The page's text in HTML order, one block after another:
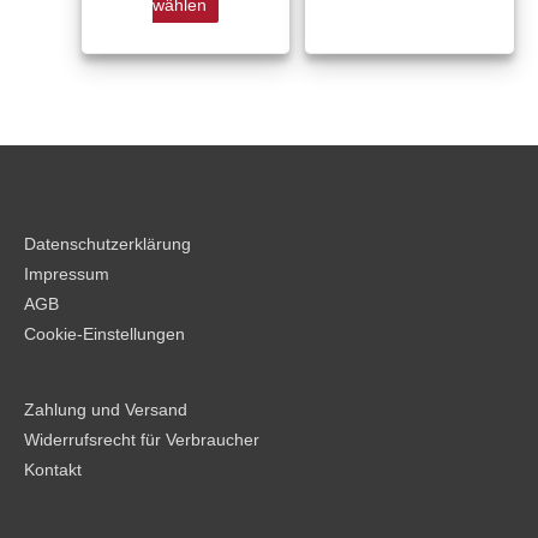
wählen
Datenschutzerklärung
Impressum
AGB
Cookie-Einstellungen
Zahlung und Versand
Widerrufsrecht für Verbraucher
Kontakt